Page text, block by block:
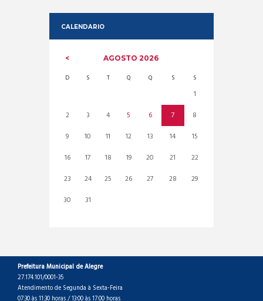
CALENDARIO
AGOSTO2026
D S T Q Q S S
1
2
3 4 5 6 7
8
9
10 11 12 13 14
15
16
17 18 19 20 21
22
23
24 25 26 27 28
29
30
31
Prefeitura Municipal de Alegre
27.174.101/0001-35
Atendimento de Segunda à Sexta-Feira
07:30 às 11:30 horas / 13:00 às 17:00 horas